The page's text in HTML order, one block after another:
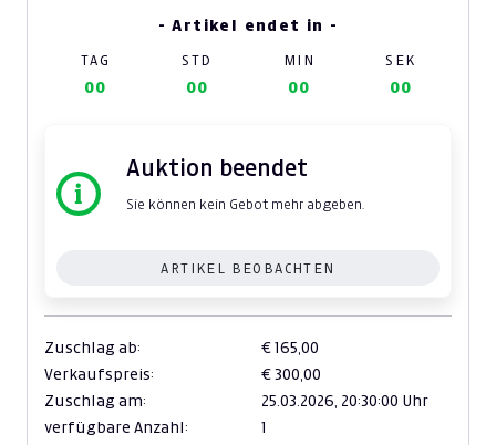
- Artikel endet in -
TAG STD MIN SEK
00 00 00 00
Auktion beendet
Sie können kein Gebot mehr abgeben.
ARTIKEL BEOBACHTEN
Zuschlag ab:
€ 165,00
Verkaufspreis:
€ 300,00
Zuschlag am:
25.03.2026, 20:30:00 Uhr
verfügbare Anzahl:
1